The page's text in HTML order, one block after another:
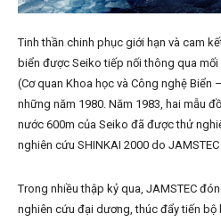
Tinh thần chinh phục giới hạn và cam
biển được Seiko tiếp nối thông qua mối
(Cơ quan Khoa học và Công nghệ Biển
những năm 1980. Năm 1983, hai mẫu
nước 600m của Seiko đã được thử
nghiên cứu SHINKAI 2000 do
Trong nhiều thập kỷ qua, JAMSTEC
nghiên cứu đại dương, thúc đẩy tiến